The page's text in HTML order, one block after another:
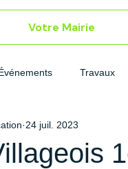
Votre Mairie
Travaux
24 juil. 2023